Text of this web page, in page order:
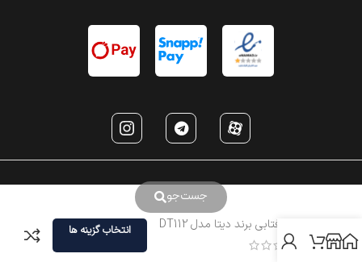
جست‌جو
عینک آفتابی برند دیتا مدل DT112 انتخاب گزینه ها